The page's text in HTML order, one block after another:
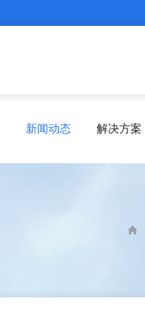
新闻动态 解决方案